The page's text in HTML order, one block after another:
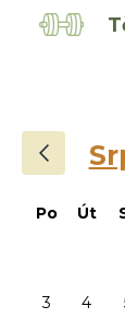
Po Út
3 4